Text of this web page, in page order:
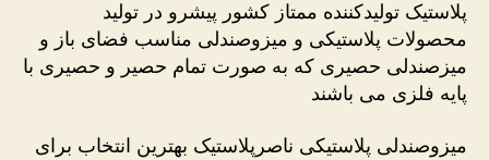
پلاستیک تولیدکننده ممتاز کشور پیشرو در تولید
محصولات پلاستیکی و میزوصندلی مناسب فضای باز و
میزصندلی حصیری که به صورت تمام حصیر و حصیری با
پایه فلزی می باشند
میزوصندلی پلاستیکی ناصرپلاستیک بهترین انتخاب برای